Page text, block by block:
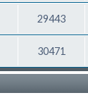
29443
30471